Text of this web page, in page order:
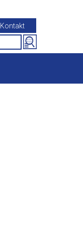
Kontakt
Search
for: